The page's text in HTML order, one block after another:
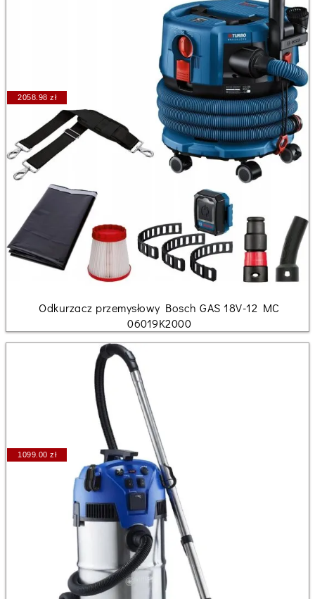
2058.98 zł
Odkurzacz przemysłowy Bosch GAS 18V-12 MC
06019K2000
1099.00 zł